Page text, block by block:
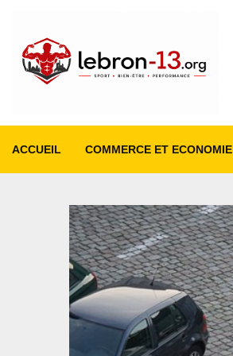
ACCUEIL COMMERCE ET ECONOMIE